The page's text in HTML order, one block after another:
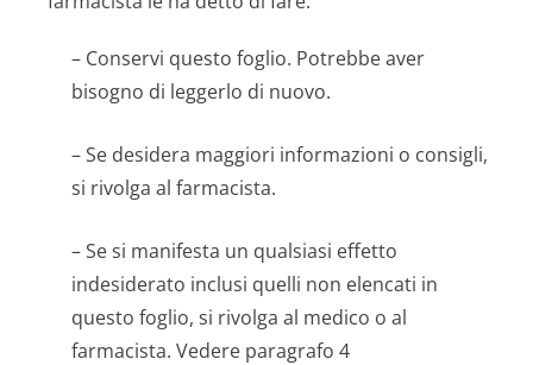
– Conservi questo foglio. Potrebbe aver
bisogno di leggerlo di nuovo.
– Se desidera maggiori informazioni o consigli,
si rivolga al farmacista.
– Se si manifesta un qualsiasi effetto
indesiderato inclusi quelli non elencati in
questo foglio, si rivolga al medico o al
farmacista. Vedere paragrafo 4